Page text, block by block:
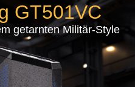
GT501VC
getarnten Militär-Style